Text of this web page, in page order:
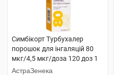
Симбікорт Турбухалер
порошок для інгаляцій 80
мкг/4,5 мкг/доза 120 доз 1
флакон
АстраЗенека